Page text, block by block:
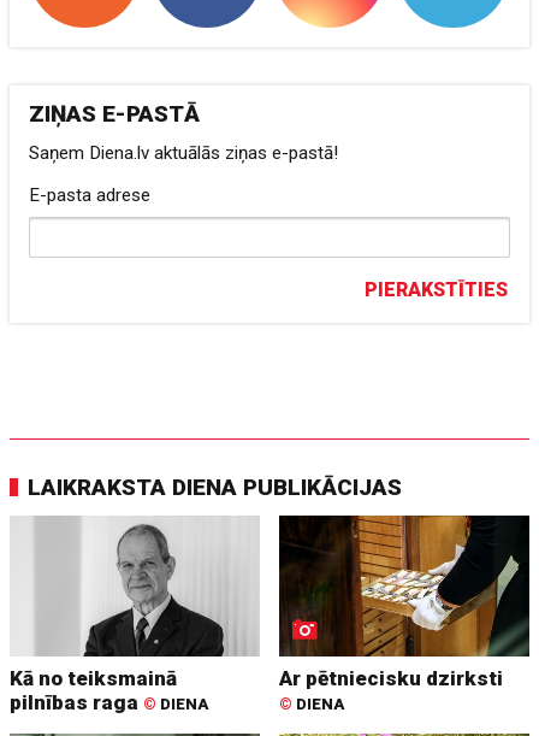
ZIŅAS E-PASTĀ
Saņem Diena.lv aktuālās ziņas e-pastā!
E-pasta adrese
PIERAKSTĪTIES
LAIKRAKSTA DIENA PUBLIKĀCIJAS
Kā no teiksmainā
pilnības raga © DIENA
Ar pētniecisku dzirksti
© DIENA